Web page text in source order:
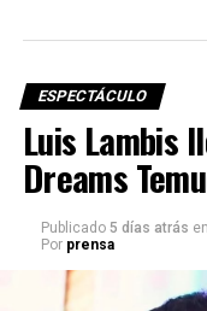
ESPECTÁCULO
Luis Lambis
Dreams
Publicado 5 días atrás en
Por prensa